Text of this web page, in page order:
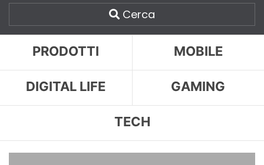
Cerca
PRODOTTI MOBILE
DIGITAL LIFE GAMING
TECH